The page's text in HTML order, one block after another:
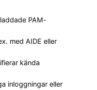
PAM-
med AIDE eller
kända
inloggningar eller